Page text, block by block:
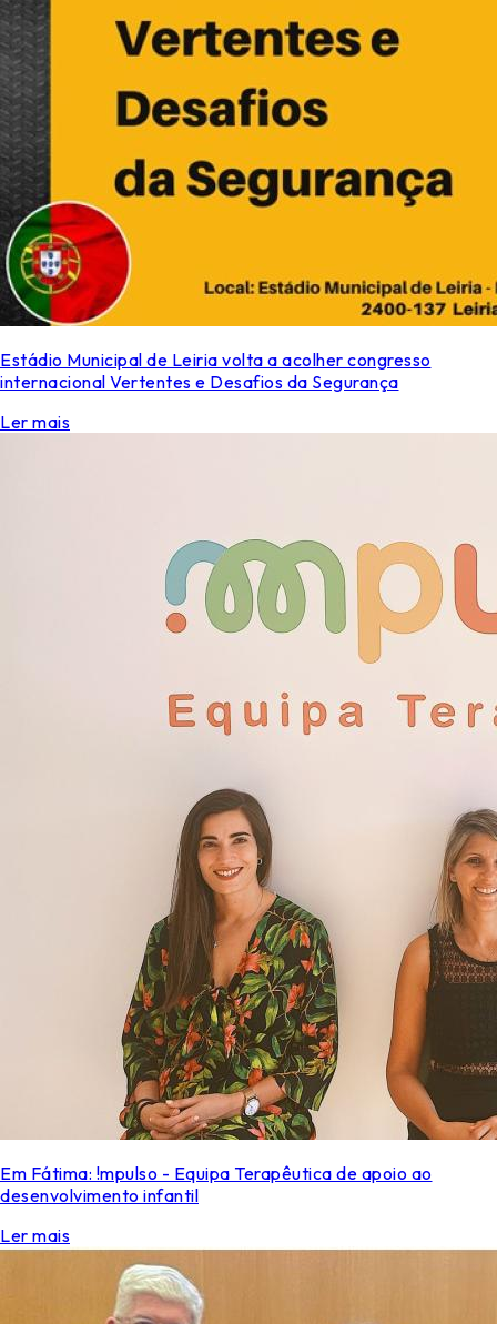
Estádio Municipal de Leiria volta a acolher congresso
internacional Vertentes e Desafios da Segurança
Ler mais
Em Fátima: !mpulso - Equipa Terapêutica de apoio ao
desenvolvimento infantil
Ler mais